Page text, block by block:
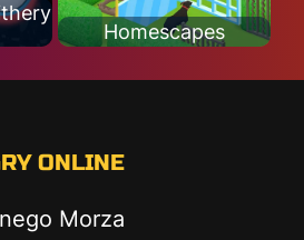
Homescapes
ONLINE
Morza